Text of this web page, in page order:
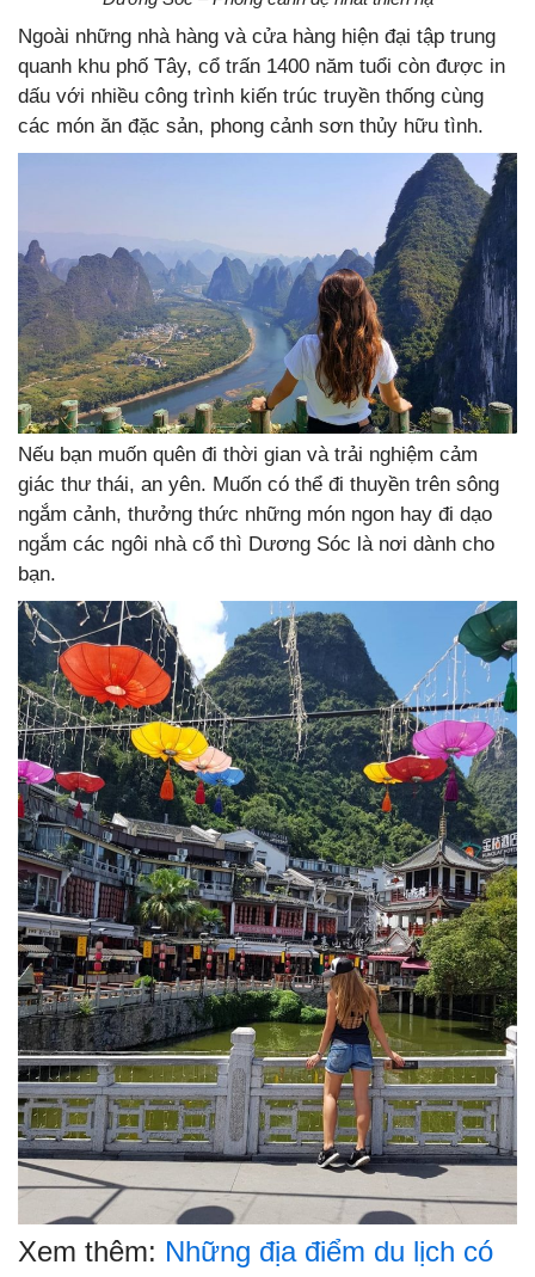
Ngoài những nhà hàng và cửa hàng hiện đại tập trung
quanh khu phố Tây, cổ trấn 1400 năm tuổi còn được in
dấu với nhiều công trình kiến trúc truyền thống cùng
các món ăn đặc sản, phong cảnh sơn thủy hữu tình.
Nếu bạn muốn quên đi thời gian và trải nghiệm cảm
giác thư thái, an yên. Muốn có thể đi thuyền trên sông
ngắm cảnh, thưởng thức những món ngon hay đi dạo
ngắm các ngôi nhà cổ thì Dương Sóc là nơi dành cho
bạn.
Xem thêm: Những địa điểm du lịch có